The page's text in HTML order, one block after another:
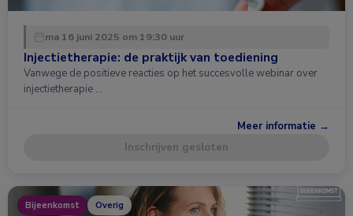
ma 16 juni 2025 om 19:30 uur
Injectietherapie: de praktijk van toediening
Vanwege de positieve reacties op het succesvolle webinar over
injectietherapie …
Meer informatie →
Inschrijven gesloten
Bijeenkomst Overig